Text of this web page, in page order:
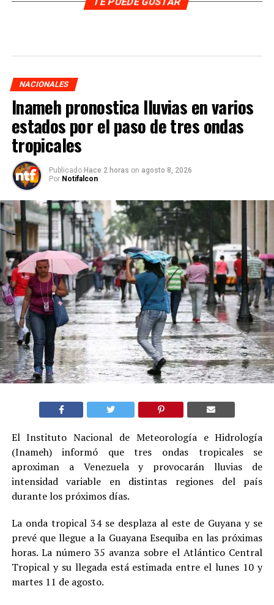
NACIONALES
Inameh pronostica lluvias en varios
estados por el paso de tres ondas
tropicales
Publicado Hace 2 horas on agosto 8, 2026
Por Notifalcon
El Instituto Nacional de Meteorología e Hidrología
(Inameh) informó que tres ondas tropicales se
aproximan a Venezuela y provocarán lluvias de
intensidad variable en distintas regiones del país
durante los próximos días.
La onda tropical 34 se desplaza al este de Guyana y se
prevé que llegue a la Guayana Esequiba en las próximas
horas. La número 35 avanza sobre el Atlántico Central
Tropical y su llegada está estimada entre el lunes 10 y
martes 11 de agosto.